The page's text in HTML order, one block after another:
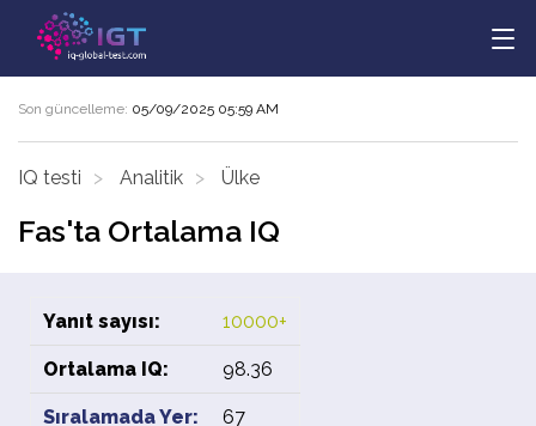
Son güncelleme: 05/09/2025 05:59 AM
IQ testi Analitik Ülke
Fas'ta Ortalama IQ
Yanıt sayısı: 10000+
Ortalama IQ: 98.36
Sıralamada Yer: 67